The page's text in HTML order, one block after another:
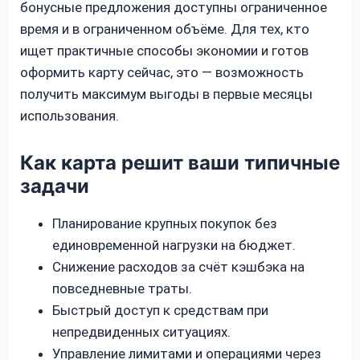
бонусные предложения доступны ограниченное
время и в ограниченном объёме. Для тех, кто
ищет практичные способы экономии и готов
оформить карту сейчас, это — возможность
получить максимум выгоды в первые месяцы
использования.
Как карта решит ваши типичные
задачи
Планирование крупных покупок без
единовременной нагрузки на бюджет.
Снижение расходов за счёт кэшбэка на
повседневные траты.
Быстрый доступ к средствам при
непредвиденных ситуациях.
Управление лимитами и операциями через